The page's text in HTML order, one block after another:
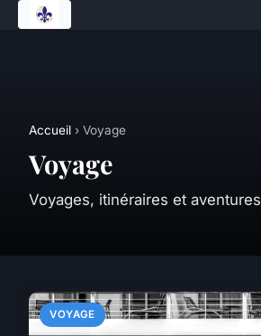
Accueil › Voyage
Voyage
Voyages, itinéraires et aventures
VOYAGE